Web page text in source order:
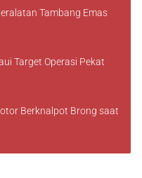
Tambang Emas
Target Operasi Pekat
Berknalpot Brong saat